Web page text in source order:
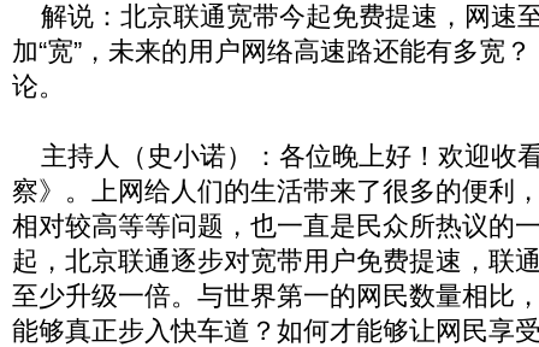
解说：北京联通宽带今起免费提速，网速
加“宽”，未来的用户网络高速路还能有多宽
论。
主持人（史小诺）：各位晚上好！欢迎收
察》。上网给人们的生活带来了很多的便利
相对较高等等问题，也一直是民众所热议的
起，北京联通逐步对宽带用户免费提速，联
至少升级一倍。与世界第一的网民数量相比
能够真正步入快车道？如何才能够让网民享